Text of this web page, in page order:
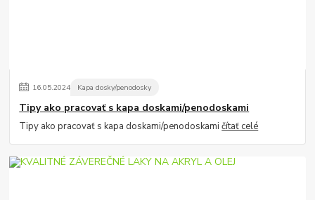
16.05.2024 Kapa dosky/penodosky
Tipy ako pracovať s kapa doskami/penodoskami
Tipy ako pracovať s kapa doskami/penodoskamičítať celé